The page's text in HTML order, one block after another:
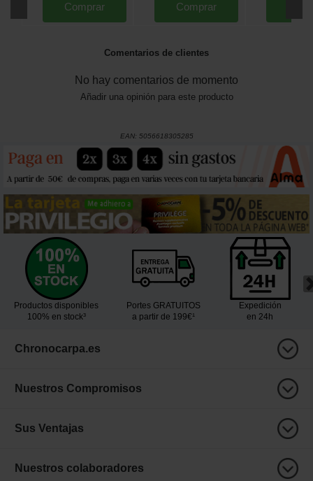
Comprar Comprar
Comentarios de clientes
No hay comentarios de momento
Añadir una opinión para este producto
EAN: 5056618305285
Productos disponibles
100% en stock³
Portes GRATUITOS
a partir de 199€¹
Expedición
en 24h
Chronocarpa.es
Nuestros Compromisos
Sus Ventajas
Nuestros colaboradores